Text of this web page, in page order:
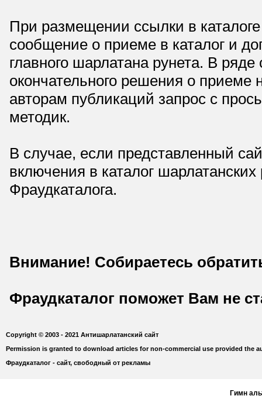
При размещении ссылки в
сообщение о приеме в каталог и
главного шарлатана рунета. В
окончательного решения о приеме
авторам публикаций запрос с
методик.
В случае, если представленный
включения в каталог
Фраудкаталога.
Внимание! Собираетесь
Фраудкаталог поможет Вам не
Copyright © 2003 - 2021 Антишарлатанский сайт
Permission is granted to download articles for non-commercial use provided the
Фраудкаталог - сайт, свободный от рекламы
Гимн